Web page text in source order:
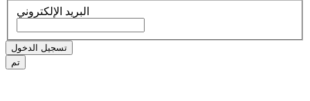
البريد الإلكتروني
تسجيل الدخول
تم